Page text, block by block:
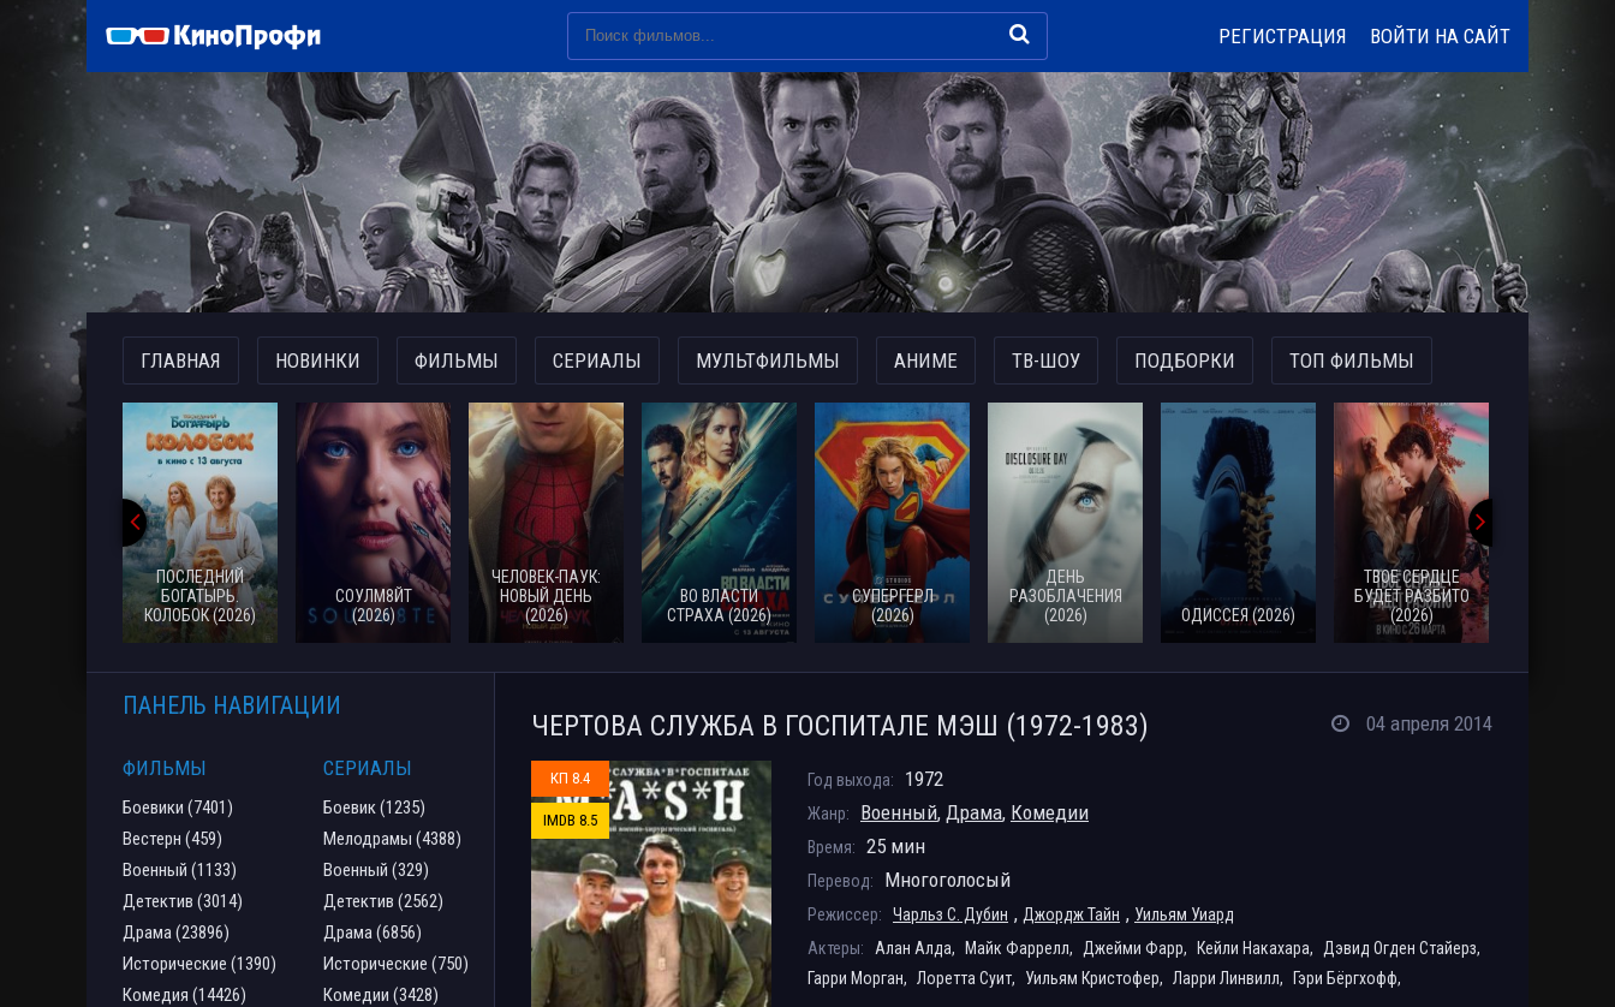
РЕГИСТРАЦИЯ ВОЙТИ НА САЙТ
ГЛАВНАЯ НОВИНКИ ФИЛЬМЫ СЕРИАЛЫ МУЛЬТФИЛЬМЫ АНИМЕ ТВ-ШОУ ПОДБОРКИ ТОП ФИЛЬМЫ
ПОСЛЕДНИЙ
БОГАТЫРЬ.
КОЛОБОК (2026)
СОУЛМ8ЙТ
(2026)
ЧЕЛОВЕК-ПАУК:
НОВЫЙ ДЕНЬ
(2026)
ВО ВЛАСТИ
СТРАХА (2026)
СУПЕРГЕРЛ
(2026)
ДЕНЬ
РАЗОБЛАЧЕНИЯ
(2026)
ОДИССЕЯ (2026)
ТВОЕ СЕРДЦЕ
БУДЕТ РАЗБИТО
(2026)
ЧЕРТОВА СЛУЖБА В ГОСПИТАЛЕ МЭШ (1972-1983) 04 апреля 2014
КП 8.4
IMDB 8.5
Год выхода: 1972
Жанр: Военный, Драма, Комедии
Время: 25 мин
Перевод: Многоголосый
Режиссер: Чарльз С. Дубин , Джордж Тайн , Уильям Уиард
Актеры:
Алан Алда, Майк Фаррелл, Джейми Фарр, Кейли Накахара,
Дэвид Огден Стайерз,
Гарри Морган, Лоретта Суит, Уильям Кристофер, Ларри Линвилл, Гэри Бёргхофф,
ПАНЕЛЬ НАВИГАЦИИ
ФИЛЬМЫ
Боевики (7401)
Вестерн (459)
Военный (1133)
Детектив (3014)
Драма (23896)
Исторические (1390)
Комедия (14426)
СЕРИАЛЫ
Боевик (1235)
Мелодрамы (4388)
Военный (329)
Детектив (2562)
Драма (6856)
Исторические (750)
Комедии (3428)